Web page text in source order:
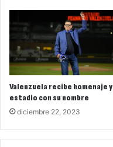
Valenzuela recibe homenaje y
estadio con su nombre
diciembre 22, 2023